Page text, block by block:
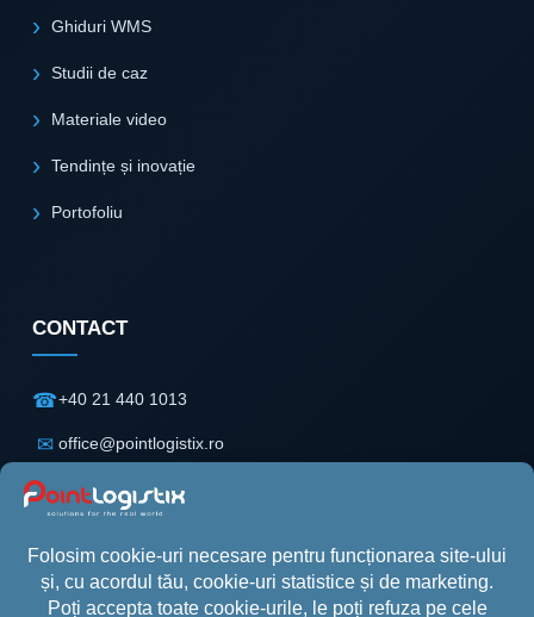
Ghiduri WMS
Studii de caz
Materiale video
Tendințe și inovație
Portofoliu
CONTACT
☎+40 21 440 1013
✉ office@pointlogistix.ro
⌖ Floreasca Park
Clădire B, Etaj 2
Sector 2, București